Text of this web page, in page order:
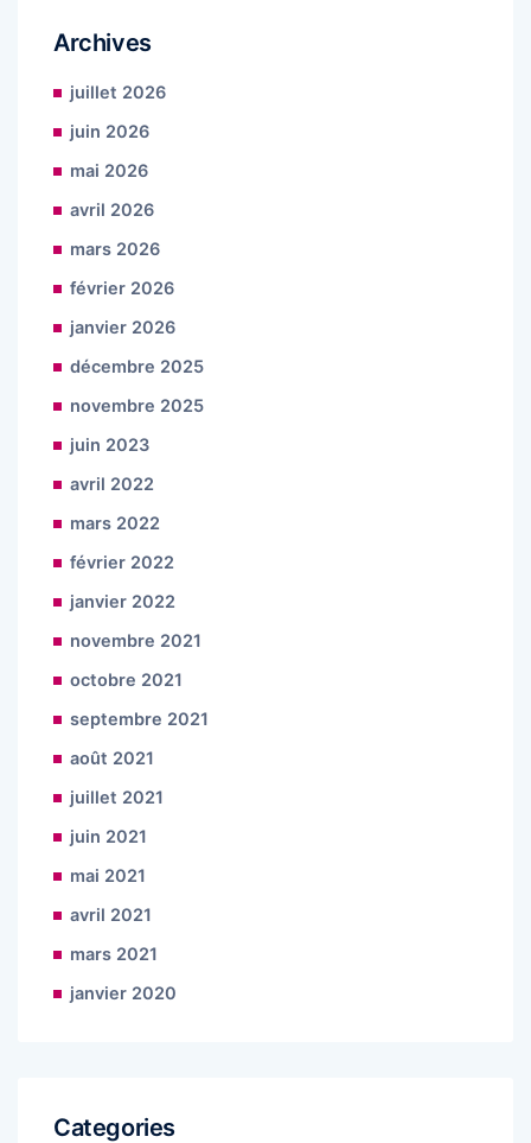
Archives
juillet 2026
juin 2026
mai 2026
avril 2026
mars 2026
février 2026
janvier 2026
décembre 2025
novembre 2025
juin 2023
avril 2022
mars 2022
février 2022
janvier 2022
novembre 2021
octobre 2021
septembre 2021
août 2021
juillet 2021
juin 2021
mai 2021
avril 2021
mars 2021
janvier 2020
Categories